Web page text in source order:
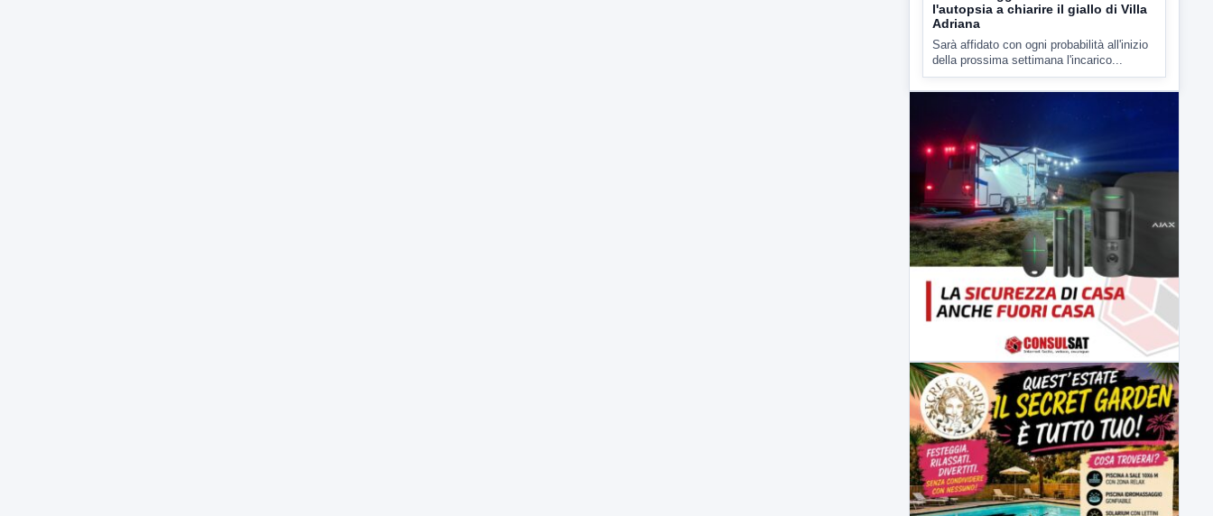
7 AGOSTO 2026 CRONACA
Malore o aggressione? Sarà
l'autopsia a chiarire il giallo di Villa
Adriana
Sarà affidato con ogni probabilità all'inizio
della prossima settimana l'incarico...